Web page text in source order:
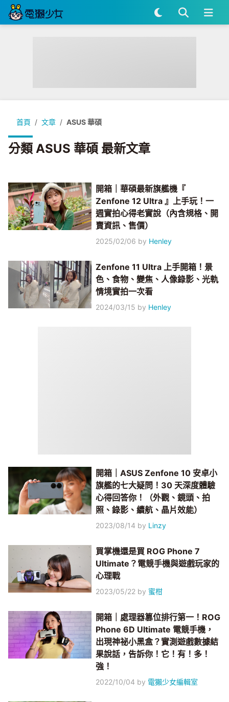
首頁 文章 ASUS 華碩
分類 ASUS 華碩 最新文章
開箱｜華碩最新旗艦機『
Zenfone 12 Ultra 』上手玩！一
週實拍心得老實說（內含規格、開
賣資訊、售價）
2025/02/06 by Henley
Zenfone 11 Ultra 上手開箱！景
色、食物、變焦、人像錄影、光軌
情境實拍一次看
2024/03/15 by Henley
開箱｜ASUS Zenfone 10 安卓小
旗艦的七大疑問！30 天深度體驗
心得回答你！（外觀、鏡頭、拍
照、錄影、續航、晶片效能）
2023/08/14 by Linzy
買掌機還是買 ROG Phone 7
Ultimate？電競手機與遊戲玩家的
心理戰
2023/05/22 by 蜜柑
開箱｜處理器篡位排行第一！ROG
Phone 6D Ultimate 電競手機，
出現神祕小黑盒？實測遊戲數據結
果說話，告訴你！它！有！多！
強！
2022/10/04 by 電獺少女編輯室